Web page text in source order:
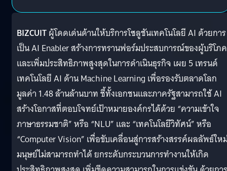
BIZCUITผู้โดดเด่นด้านให้บริการโซลูชันเทคโนโลยี AI ด้วยการ
เป็น AI Enabler สร้างการทรานฟอร์มประสบการณ์ของผู้บริโภค
และเพิ่มประสิทธิภาพสูงสุดในการดำเนินธุรกิจ เผย 5 เทรนด์
เทคโนโลยี AI ด้าน Machine Learning เพื่อรองรับตลาดโลก
มูลค่า 1.48 ล้านล้านบาท ชี้ทั้งเอกชนและภาครัฐสามารถใช้ AI
สร้างโอกาสที่ตอบโจทย์เป้าหมายองค์กรได้ด้วย “ความเข้าใจ
ภาษาธรรมชาติ” หรือ “NLU” และ “เทคโนโลยีวิทัศน์” หรือ
“Computer Vision” เพื่อขับเคลื่อนสู่การสร้างสรรค์ผลลัพธ์ใ
มนุษย์ไม่สามารถทำได้ ยกระดับกระบวนการทำงานให้เกิด